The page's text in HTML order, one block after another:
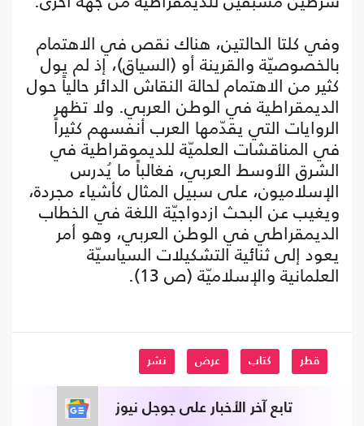
وفي كلتا الحالتين، هناك نقص في الاهتمام
بالخصوصيّة والقرينة أو (السياق)، إذ لم يول
كثير من الاهتمام لحالة النقاش الدائر حالياً حول
الديمقراطية في الوطن العربي. ولا تظهر
الروايات التي يقدّمها العرب أنفسهم كثيراً
في المناقشات العلميّة للديموقراطية في
الشرق الأوسط العربي، فغالباً ما يُدرس
الإسلاميون، على سبيل المثال كأشياء مجردة،
ويغيب عن البحث ازدواجيّة اللغة في الخطاب
الديمقراطي في الوطن العربي، وهو أمر
يعود إلى ثنائية التشكيلات السياسيّة
العلمانية والإسلاميّة (ص 13).
قطر كتاب عرض نشر
تابع آخر الأخبار على جوجل نيوز